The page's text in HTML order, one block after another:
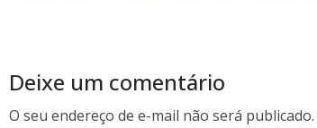
Deixe um comentário
O seu endereço de e-mail não será publicado.